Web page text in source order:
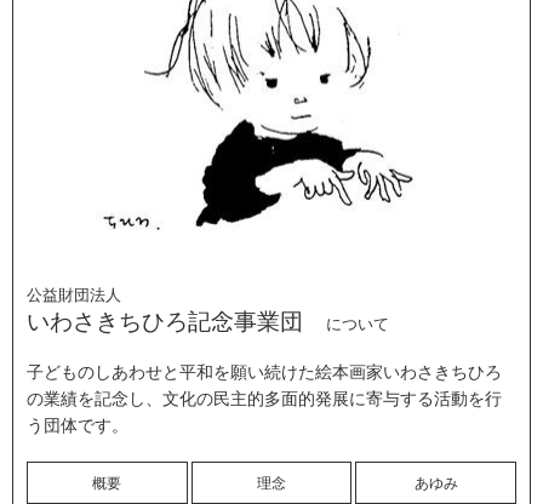
公益財団法人
いわさきちひろ記念事業団 について
子どものしあわせと平和を願い続けた絵本画家いわさきちひろ
の業績を記念し、文化の民主的多面的発展に寄与する活動を行
う団体です。
概要 理念 あゆみ